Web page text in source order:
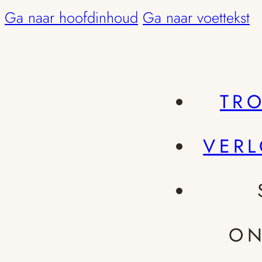
Ga naar hoofdinhoud Ga naar voettekst